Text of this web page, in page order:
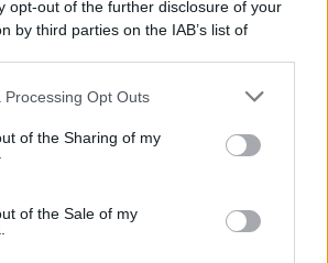
opt-out of the further disclosure of your
by third parties on the IAB’s list of
also be disclosed by us to third parties
third parties.
website/app uses one or more Google
and store information including but
or usage behaviour. You may click to
to Google and its third-party tags to
Processing Opt Outs
of the Sharing of my
of the Sale of my